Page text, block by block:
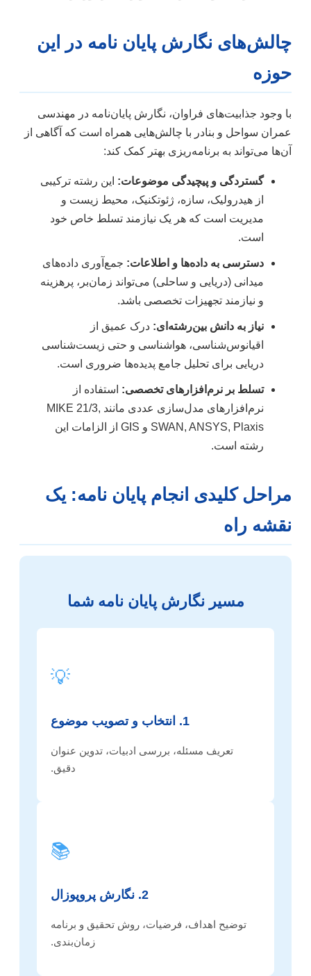
چالش‌های نگارش پایان نامه در این
حوزه
با وجود جذابیت‌های فراوان، نگارش پایان‌نامه در مهندسی
عمران سواحل و بنادر با چالش‌هایی همراه است که آگاهی از
آن‌ها می‌تواند به برنامه‌ریزی بهتر کمک کند:
گستردگی و پیچیدگی موضوعات: این رشته ترکیبی
از هیدرولیک، سازه، ژئوتکنیک، محیط زیست و
مدیریت است که هر یک نیازمند تسلط خاص خود
است.
دسترسی به داده‌ها و اطلاعات: جمع‌آوری داده‌های
میدانی (دریایی و ساحلی) می‌تواند زمان‌بر، پرهزینه
و نیازمند تجهیزات تخصصی باشد.
نیاز به دانش بین‌رشته‌ای: درک عمیق از
اقیانوس‌شناسی، هواشناسی و حتی زیست‌شناسی
دریایی برای تحلیل جامع پدیده‌ها ضروری است.
تسلط بر نرم‌افزارهای تخصصی: استفاده از
نرم‌افزارهای مدل‌سازی عددی مانند MIKE 21/3,
SWAN, ANSYS, Plaxis و GIS از الزامات این
رشته است.
مراحل کلیدی انجام پایان نامه: یک
نقشه راه
مسیر نگارش پایان نامه شما
💡
1. انتخاب و تصویب موضوع
تعریف مسئله، بررسی ادبیات، تدوین عنوان
دقیق.
📚
2. نگارش پروپوزال
توضیح اهداف، فرضیات، روش تحقیق و برنامه
زمان‌بندی.